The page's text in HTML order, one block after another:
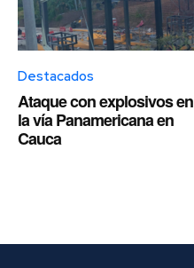
Destacados
Ataque con explosivos en
la vía Panamericana en
Cauca